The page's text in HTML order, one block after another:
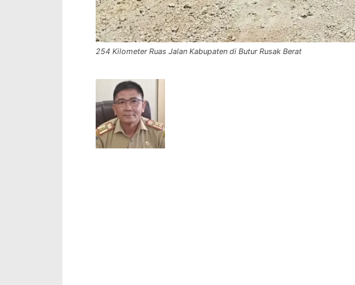
254 Kilometer Ruas Jalan Kabupaten di Butur Rusak Berat